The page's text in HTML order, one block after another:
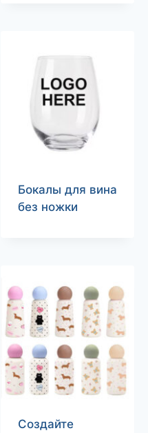
Бокалы для вина
без ножки
Создайте